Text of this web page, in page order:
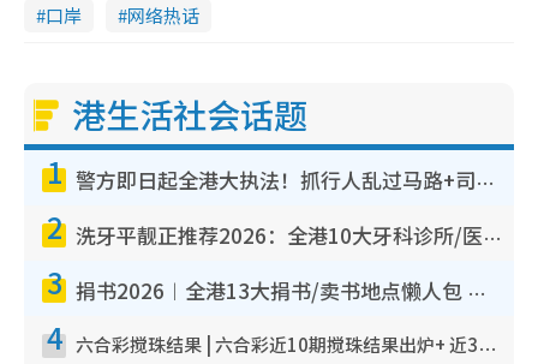
口岸
网络热话
港生活社会话题
1 警方即日起全港大执法！抓行人乱过马路+司机不专注驾驶！乱过马路罚$2000
2 洗牙平靓正推荐2026：全港10大牙科诊所/医院懒人包，夜诊至8点/镇静洁牙/医疗券适用
3 捐书2026︱全港13大捐书/卖书地点懒人包 二手课本最高$150＋旧书换免费咖啡/戏票
4 六合彩搅珠结果 | 六合彩近10期搅珠结果出炉+ 近30期最旺热门中奖号码